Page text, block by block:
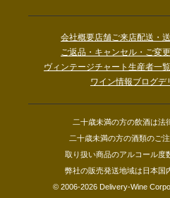
会社概要店舗ご来店配送・
ご返品・キャンセル・ご変更
ヴィンテージチャート 生産者一覧
ワイン情報ブログデ
二十歳未満の方の飲酒は法
二十歳未満の方の酒類のご
取り扱い商品のアルコール度
弊社の販売発送地域は日本国
© 2006-2026 Delivery-Wine